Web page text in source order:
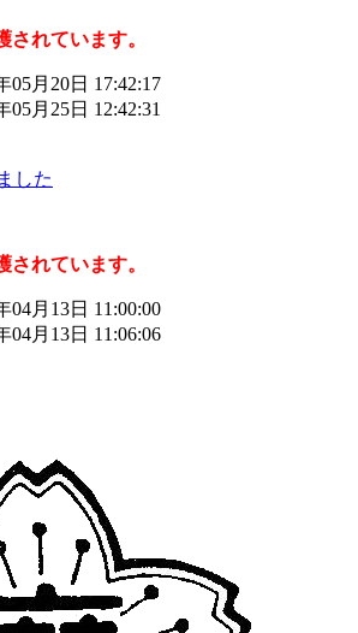
されています。
05月20日 17:42:17
05月25日 12:42:31
した
されています。
04月13日 11:00:00
04月13日 11:06:06